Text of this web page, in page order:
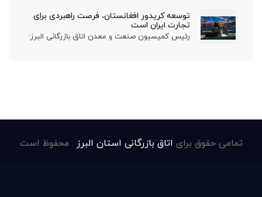
توسعه کریدور افغانستان، فرصت راهبردی برای
تجارت ایران است
رئیس کمیسیون صنعت و معدن اتاق بازرگانی البرز:
تمامی حقوق برای اتاق بازرگانی استان البرز . محفوظ است